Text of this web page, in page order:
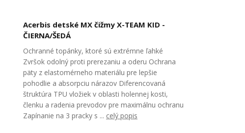
Acerbis detské MX čižmy X-TEAM KID -
ČIERNA/ŠEDÁ
Ochranné topánky, ktoré sú extrémne ľahké
Zvršok odolný proti prerezaniu a oderu Ochrana
päty z elastomérneho materiálu pre lepšie
pohodlie a absorpciu nárazov Diferencovaná
štruktúra TPU vložiek v oblasti holennej kosti,
členku a radenia prevodov pre maximálnu ochranu
Zapínanie na 3 pracky s ... celý popis